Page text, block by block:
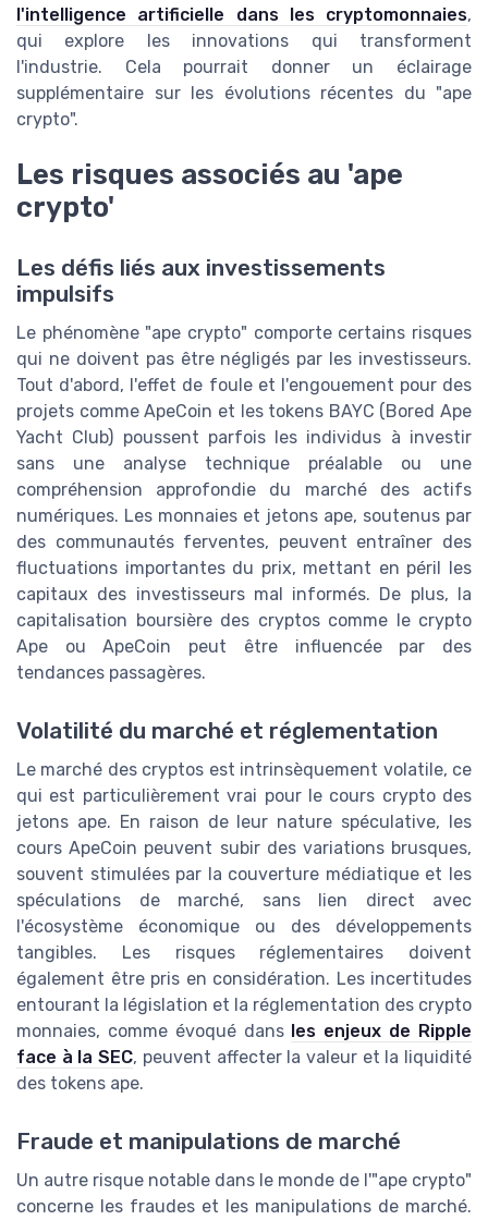
l'intelligence artificielle dans les cryptomonnaies,
qui explore les innovations qui transforment
l'industrie. Cela pourrait donner un éclairage
supplémentaire sur les évolutions récentes du "ape
crypto".
Les risques associés au 'ape
crypto'
Les défis liés aux investissements
impulsifs
Le phénomène "ape crypto" comporte certains risques
qui ne doivent pas être négligés par les investisseurs.
Tout d'abord, l'effet de foule et l'engouement pour des
projets comme ApeCoin et les tokens BAYC (Bored Ape
Yacht Club) poussent parfois les individus à investir
sans une analyse technique préalable ou une
compréhension approfondie du marché des actifs
numériques. Les monnaies et jetons ape, soutenus par
des communautés ferventes, peuvent entraîner des
fluctuations importantes du prix, mettant en péril les
capitaux des investisseurs mal informés. De plus, la
capitalisation boursière des cryptos comme le crypto
Ape ou ApeCoin peut être influencée par des
tendances passagères.
Volatilité du marché et réglementation
Le marché des cryptos est intrinsèquement volatile, ce
qui est particulièrement vrai pour le cours crypto des
jetons ape. En raison de leur nature spéculative, les
cours ApeCoin peuvent subir des variations brusques,
souvent stimulées par la couverture médiatique et les
spéculations de marché, sans lien direct avec
l'écosystème économique ou des développements
tangibles. Les risques réglementaires doivent
également être pris en considération. Les incertitudes
entourant la législation et la réglementation des crypto
monnaies, comme évoqué dans les enjeux de Ripple
face à la SEC, peuvent affecter la valeur et la liquidité
des tokens ape.
Fraude et manipulations de marché
Un autre risque notable dans le monde de l'"ape crypto"
concerne les fraudes et les manipulations de marché.